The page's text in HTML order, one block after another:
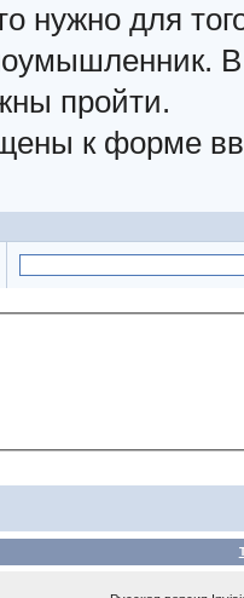
нужно для
В
пройти.
к форме